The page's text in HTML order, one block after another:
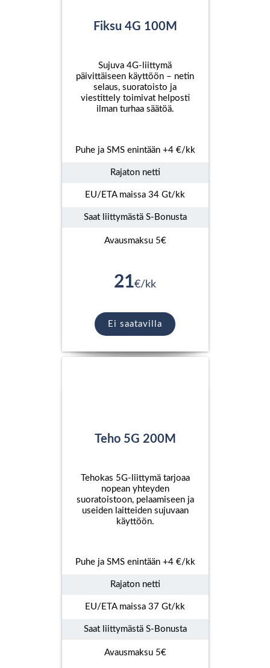
Fiksu 4G 100M
Sujuva 4G-liittymä
päivittäiseen käyttöön – netin
selaus, suoratoisto ja
viestittely toimivat helposti
ilman turhaa säätöä.
Puhe ja SMS enintään +4 €/kk
Rajaton netti
EU/ETA maissa 34 Gt/kk
Saat liittymästä S-Bonusta
Avausmaksu 5€
21€/kk
Ei saatavilla
Teho 5G 200M
Tehokas 5G-liittymä tarjoaa
nopean yhteyden
suoratoistoon, pelaamiseen ja
useiden laitteiden sujuvaan
käyttöön.
Puhe ja SMS enintään +4 €/kk
Rajaton netti
EU/ETA maissa 37 Gt/kk
Saat liittymästä S-Bonusta
Avausmaksu 5€